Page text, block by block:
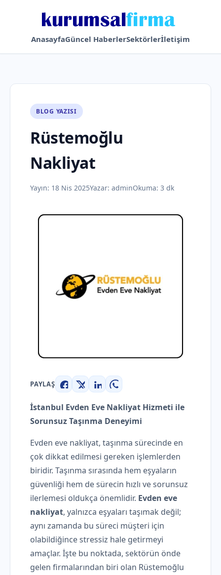
AnasayfaGüncel HaberlerSektörlerİletişim
BLOG YAZISI
Rüstemoğlu
Nakliyat
Yayın: 18 Nis 2025Yazar: adminOkuma: 3 dk
PAYLAŞ
Facebook
X LinkedInWhatsApp
İstanbul Evden Eve Nakliyat Hizmeti ile
Sorunsuz Taşınma Deneyimi
Evden eve nakliyat, taşınma sürecinde en
çok dikkat edilmesi gereken işlemlerden
biridir. Taşınma sırasında hem eşyaların
güvenliği hem de sürecin hızlı ve sorunsuz
ilerlemesi oldukça önemlidir. Evden eve
nakliyat, yalnızca eşyaları taşımak değil;
aynı zamanda bu süreci müşteri için
olabildiğince stressiz hale getirmeyi
amaçlar. İşte bu noktada, sektörün önde
gelen firmalarından biri olan Rüstemoğlu